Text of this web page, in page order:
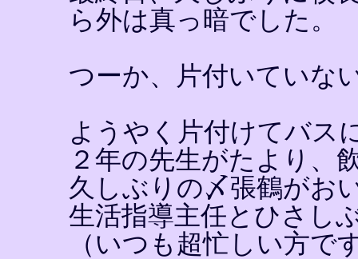
ら外は真っ暗でした。
つーか、片付いていな
ようやく片付けてバス
２年の先生がたより、
久しぶりの〆張鶴がお
生活指導主任とひさし
（いつも超忙しい方で